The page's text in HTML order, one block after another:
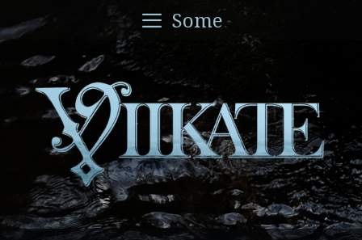
sisältöön
Some